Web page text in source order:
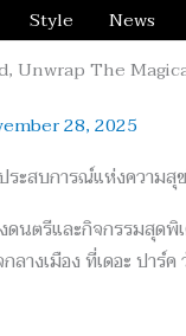
Style News
28, 2025
ระสบการณ์แห่งความสุ
ดนตรีและกิจกรรมสุด
ลางเมือง ที่เดอะ ปาร์